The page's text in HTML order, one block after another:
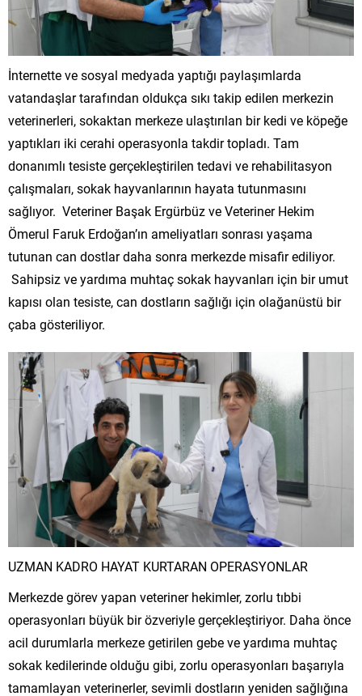
İnternette ve sosyal medyada yaptığı paylaşımlarda
vatandaşlar tarafından oldukça sıkı takip edilen merkezin
veterinerleri, sokaktan merkeze ulaştırılan bir kedi ve köpeğe
yaptıkları iki cerahi operasyonla takdir topladı. Tam
donanımlı tesiste gerçekleştirilen tedavi ve rehabilitasyon
çalışmaları, sokak hayvanlarının hayata tutunmasını
sağlıyor. Veteriner Başak Ergürbüz ve Veteriner Hekim
Ömerul Faruk Erdoğan’ın ameliyatları sonrası yaşama
tutunan can dostlar daha sonra merkezde misafir ediliyor.
Sahipsiz ve yardıma muhtaç sokak hayvanları için bir umut
kapısı olan tesiste, can dostların sağlığı için olağanüstü bir
çaba gösteriliyor.
UZMAN KADRO HAYAT KURTARAN OPERASYONLAR
Merkezde görev yapan veteriner hekimler, zorlu tıbbi
operasyonları büyük bir özveriyle gerçekleştiriyor. Daha önce
acil durumlarla merkeze getirilen gebe ve yardıma muhtaç
sokak kedilerinde olduğu gibi, zorlu operasyonları başarıyla
tamamlayan veterinerler, sevimli dostların yeniden sağlığına